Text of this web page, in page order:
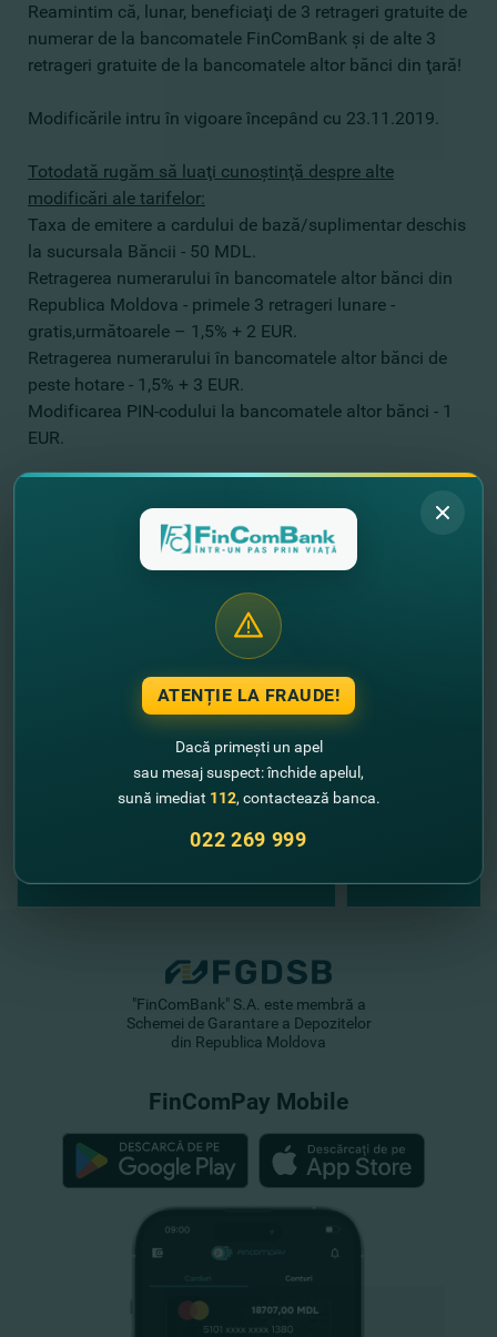
Reamintim că, lunar, beneficiaţi de 3 retrageri gratuite de
numerar de la bancomatele FinComBank şi de alte 3
retrageri gratuite de la bancomatele altor bănci din ţară!
Modificările intru în vigoare începând cu 23.11.2019.
Totodată rugăm să luaţi cunoştinţă despre alte
modificări ale tarifelor:
Taxa de emitere a cardului de bază/suplimentar deschis
la sucursala Băncii - 50 MDL.
Retragerea numerarului în bancomatele altor bănci din
Republica Moldova - primele 3 retrageri lunare -
gratis,următoarele – 1,5% + 2 EUR.
Retragerea numerarului în bancomatele altor bănci de
peste hotare - 1,5% + 3 EUR.
Modificarea PIN-codului la bancomatele altor bănci - 1
EUR.
echipa FinComBank
Alte noutăţi
"FinComBank" S.A. este membră a
Schemei de Garantare a Depozitelor
din Republica Moldova
FinComPay Mobile
ATENȚIE LA FRAUDE!
Dacă primești un apel
sau mesaj suspect: închide apelul,
sună imediat 112, contactează banca.
022 269 999